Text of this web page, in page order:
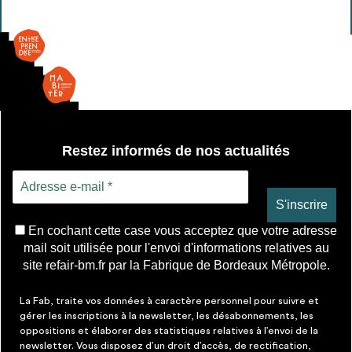
Restez informés de nos actualités
En cochant cette case vous acceptez que votre adresse
mail soit utilisée pour l'envoi d'informations relatives au
site refair-bm.fr par la Fabrique de Bordeaux Métropole.
La Fab, traite vos données à caractère personnel pour suivre et
gérer les inscriptions à la newsletter, les désabonnements, les
oppositions et élaborer des statistiques relatives à l’envoi de la
newsletter. Vous disposez d’un droit d’accès, de rectification,